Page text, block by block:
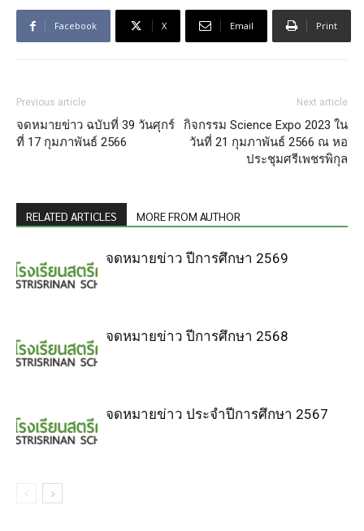
Facebook X Email Print
Previous article
จดหมายข่าว ฉบับที่ 39 วันศุกร์
ที่ 17 กุมภาพันธ์ 2566
Next article
กิจกรรม Science Expo 2023 ใน
วันที่ 21 กุมภาพันธ์ 2566 ณ หอ
ประชุมศรีเพชรพิกุล
RELATED ARTICLES MORE FROM AUTHOR
จดหมายข่าว ปีการศึกษา 2569
จดหมายข่าว ปีการศึกษา 2568
จดหมายข่าว ประจำปีการศึกษา 2567